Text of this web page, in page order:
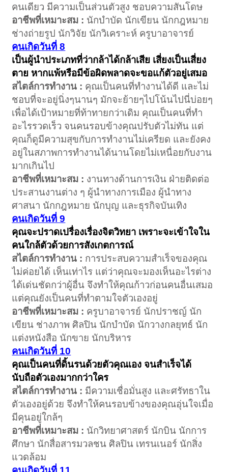
คนเดียว มีความเป็นส่วนตัวสูง ชอบความสันโดษ
อาชีพที่เหมาะสม : นักบำบัด นักเขียน นักกฎหมาย
ช่างถ่ายรูป นักวิจัย นักวิเคราะห์ ครูบาอาจารย์
คนเกิดวันที่ 8
เป็นผู้นำประเภทที่ว่ากล้าได้กล้าเสีย เสี่ยงเป็นเสี่ยง
ตาย หากแพ้หรือมีข้อผิดพลาดจะขอแก้ตัวอยู่เสมอ
สไตล์การทำงาน : คุณเป็นคนที่ทำงานได้ดี และไม่
ชอบที่จะอยู่นิ่งๆนานๆ มักจะย้ายๆไปโน้นไปนี่บ่อยๆ
เพื่อได้เป้าหมายที่ท้าทายกว่าเดิม คุณเป็นคนที่ทำ
อะไรรวดเร็ว จนคนรอบข้างคุณปรับตัวไม่ทัน แต่
คุณก็ดูมีความสุขกับการทำงานไม่เครียด และยังคง
อยู่ในสภาพการทำงานได้นานโดยไม่เหนื่อยกับงาน
มากเกินไป
อาชีพที่เหมาะสม : งานทางด้านการเงิน ฝ่ายติดต่อ
ประสานงานต่าง ๆ ผู้นำทางการเมือง ผู้นำทาง
ศาสนา นักกฎหมาย นักบุญ และธุรกิจบันเทิง
คนเกิดวันที่ 9
คุณจะปราดเปรื่องเรื่องจิตวิทยา เพราะจะเข้าใจใน
คนใกล้ตัวด้วยการสังเกตการณ์
สไตล์การทำงาน : การประสบความสำเร็จของคุณ
ไม่ค่อยได้ เห็นเท่าไร แต่ว่าคุณจะมองเห็นอะไรต่าง
ได้เด่นชัดกว่าผู้อื่น จึงทำให้คุณก้าวก่อนคนอื่นเสมอ
แต่คุณยังเป็นคนที่ทำตามใจตัวเองอยู่
อาชีพที่เหมาะสม : ครูบาอาจารย์ นักปราชญ์ นัก
เขียน ช่างภาพ ศิลปิน นักบำบัด นักวางกลยุทธ์ นัก
แต่งหนังสือ นักขาย นักบริหาร
คนเกิดวันที่ 10
คุณเป็นคนที่ดิ้นรนด้วยตัวคุณเอง จนสำเร็จได้
นับถือตัวเองมากกว่าใคร
สไตล์การทำงาน : มีความเชื่อมั่นสูง และศรัทธาใน
ตัวเองอยู่ด้วย จึงทำให้คนรอบข้างของคุณอุ่นใจเมื่อ
มีคุนอยู่ใกล้ๆ
อาชีพที่เหมาะสม : นักวิทยาศาสตร์ นักบิน นักการ
ศึกษา นักสื่อสารมวลชน ศิลปิน เทรนเนอร์ นักสิ่ง
แวดล้อม